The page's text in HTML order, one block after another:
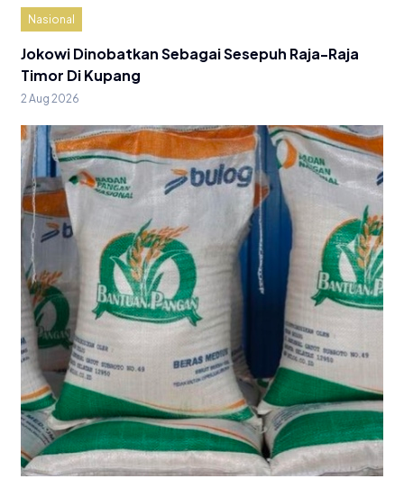
Nasional
Jokowi Dinobatkan Sebagai Sesepuh Raja-Raja
Timor Di Kupang
2 Aug 2026